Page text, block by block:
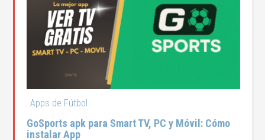
Apps de Fútbol
GoSports apk para Smart TV, PC y Móvil: Cómo
instalar App